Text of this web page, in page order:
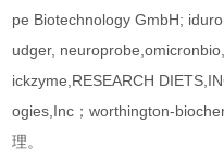
pe Biotechnology GmbH;
udger,
ickzyme,RESEARCH
ogies,Inc；worthington-
理。